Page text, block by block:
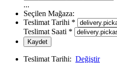
...
Seçilen Mağaza:
Teslimat Tarihi *
Teslimat Saati *
Kaydet
Teslimat Tarihi: Değiştir